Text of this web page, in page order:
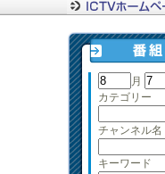
月
カテゴリー
チャンネル名
キーワード